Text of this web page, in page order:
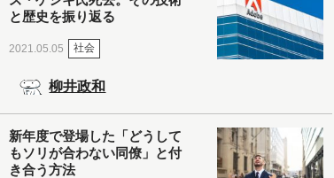
と歴史を振り返る
2021.05.05 社会
柳井政和
新年度で登場した「どうして
もソリが合わない同僚」と付
き合う方法